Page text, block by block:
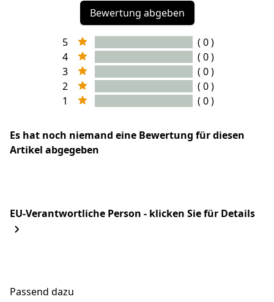
Bewertung abgeben
5
( 0 )
4
( 0 )
3
( 0 )
2
( 0 )
1
( 0 )
Es hat noch niemand eine Bewertung für diesen
Artikel abgegeben
EU-Verantwortliche Person - klicken Sie für Details
Passend dazu